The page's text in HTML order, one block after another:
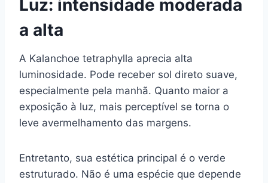
Luz: intensidade moderada
a alta
A Kalanchoe tetraphylla aprecia alta
luminosidade. Pode receber sol direto suave,
especialmente pela manhã. Quanto maior a
exposição à luz, mais perceptível se torna o
leve avermelhamento das margens.
Entretanto, sua estética principal é o verde
estruturado. Não é uma espécie que depende